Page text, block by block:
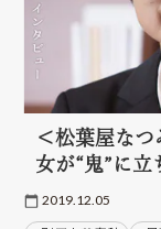
＜松葉屋な
女が“鬼”に立
2019.12.05